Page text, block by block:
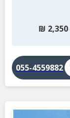
2,350
₪
055-4559882